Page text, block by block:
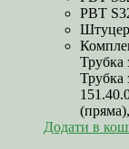
РВТ
Штуцер
Трубка
Трубка
Додати в